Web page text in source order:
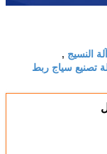
النسيج ,
تصنيع سياج ربط